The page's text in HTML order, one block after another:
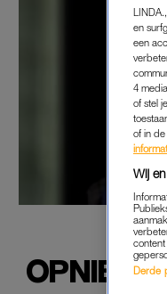
en
een
4
of stel
of in de
Wij
content
Derde